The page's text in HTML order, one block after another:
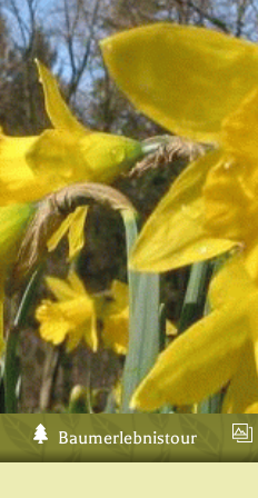
Baumerlebnistour